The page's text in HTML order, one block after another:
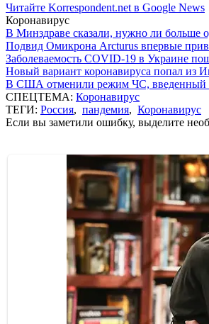
Читайте Korrespondent.net в Google News
Коронавирус
В Минздраве сказали, нужно ли больше
Подвид Омикрона Arcturus впервые
Заболеваемость COVID-19 в Украине
Новый вариант коронавируса попал из
В США отменили режим ЧС, введенный
СПЕЦТЕМА: Коронавирус
ТЕГИ: Россия, пандемия, Коронавирус
Если вы заметили ошибку, выделите